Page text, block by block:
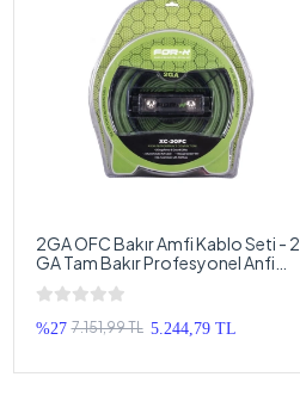
2GA OFC Bakır Amfi Kablo Seti - 2
GA Tam Bakır Profesyonel Anfi
Kablosu Seti 2 AWG
%27 7.151,99 TL 5.244,79 TL